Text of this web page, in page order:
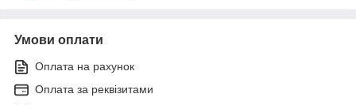
Умови оплати
Оплата на рахунок
Оплата за реквізитами